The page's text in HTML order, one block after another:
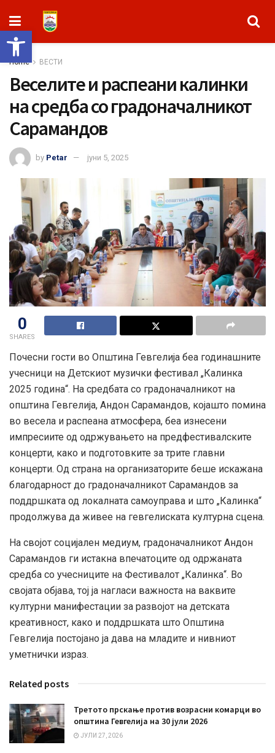
Open toolbar
Home ВЕСТИ
Веселите и распеани калинки
на средба со градоначалникот
Сарамандов
by Petar јуни 5, 2025
0
SHARES
Почесни гости во Општина Гевгелија беа годинашните
учесници на Детскиот музички фестивал „Калинка
2025 година“. На средбата со градоначалникот на
општина Гевгелија, Андон Сарамандов, којашто помина
во весела и распеана атмосфера, беа изнесени
импресиите од одржувањето на предфестивалските
концерти, како и подготовките за трите главни
концерти. Од страна на организаторите беше искажана
благодарност до градоначалникот Сарамандов за
поддршката од локалната самоуправа и што „Калинка“
продолжува да живее на гевгелиската културна сцена.
На својот социјален медиум, градоначалникот Андон
Сарамандов ги истакна впечатоците од одржаната
средба со учесниците на Фестивалот „Калинка“. Во
својата објава, тој ја нагласи важноста на ваквите
културни манифестации за развојот на детската
креативност, како и поддршката што Општина
Гевгелија постојано ја дава на младите и нивниот
уметнички израз.
Related posts
Третото прскање против возрасни комарци во
општина Гевгелија на 30 јули 2026
ЈУЛИ 27, 2026